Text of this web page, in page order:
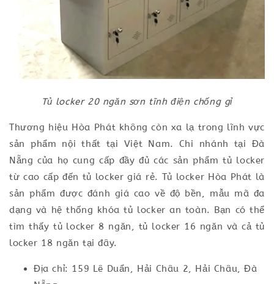
Tủ locker 20 ngăn sơn tĩnh điện chống gỉ
Thương hiệu Hòa Phát không còn xa lạ trong lĩnh vực
sản phẩm nội thất tại Việt Nam. Chi nhánh tại Đà
Nẵng của họ cung cấp đầy đủ các sản phẩm tủ locker
từ cao cấp đến tủ locker giá rẻ. Tủ locker Hòa Phát là
sản phẩm được đánh giá cao về độ bền, mẫu mã đa
dạng và hệ thống khóa tủ locker an toàn. Bạn có thể
tìm thấy tủ locker 8 ngăn, tủ locker 16 ngăn và cả tủ
locker 18 ngăn tại đây.
Địa chỉ: 159 Lê Duẩn, Hải Châu 2, Hải Châu, Đà